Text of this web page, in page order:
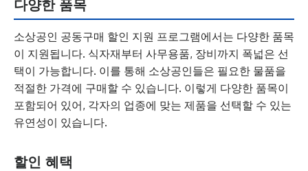
다양한 품목
소상공인 공동구매 할인 지원 프로그램에서는 다양한 품목
이 지원됩니다. 식자재부터 사무용품, 장비까지 폭넓은 선
택이 가능합니다. 이를 통해 소상공인들은 필요한 물품을
적절한 가격에 구매할 수 있습니다. 이렇게 다양한 품목이
포함되어 있어, 각자의 업종에 맞는 제품을 선택할 수 있는
유연성이 있습니다.
할인 혜택